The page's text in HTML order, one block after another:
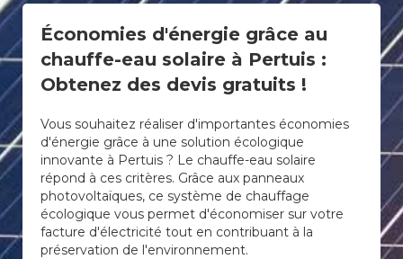
Économies d'énergie grâce au
chauffe-eau solaire à Pertuis :
Obtenez des devis gratuits !
Vous souhaitez réaliser d'importantes économies
d'énergie grâce à une solution écologique
innovante à Pertuis ? Le chauffe-eau solaire
répond à ces critères. Grâce aux panneaux
photovoltaïques, ce système de chauffage
écologique vous permet d'économiser sur votre
facture d'électricité tout en contribuant à la
préservation de l'environnement.